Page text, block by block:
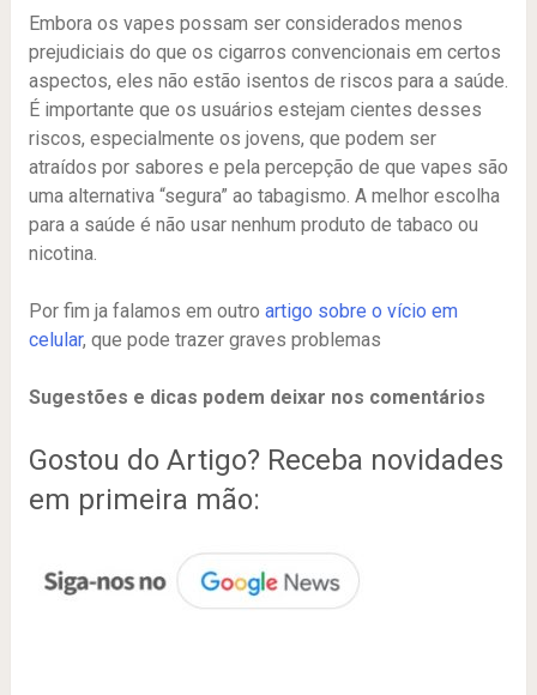
Embora os vapes possam ser considerados menos
prejudiciais do que os cigarros convencionais em certos
aspectos, eles não estão isentos de riscos para a saúde.
É importante que os usuários estejam cientes desses
riscos, especialmente os jovens, que podem ser
atraídos por sabores e pela percepção de que vapes são
uma alternativa “segura” ao tabagismo. A melhor escolha
para a saúde é não usar nenhum produto de tabaco ou
nicotina.
Por fim ja falamos em outro artigo sobre o vício em
celular, que pode trazer graves problemas
Sugestões e dicas podem deixar nos comentários
Gostou do Artigo? Receba novidades
em primeira mão: